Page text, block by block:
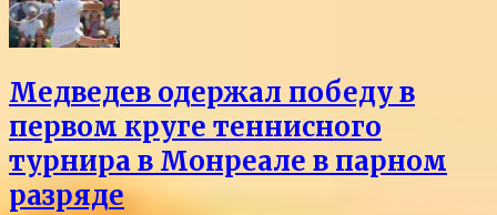
Медведев одержал победу в
первом круге теннисного
турнира в Монреале в парном
разряде